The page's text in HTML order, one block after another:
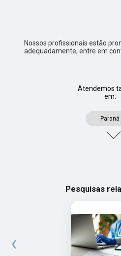
Nossos profissionais estão
adequadamente, entre em
Atendemos
em:
Paraná
Pesquisas
‹